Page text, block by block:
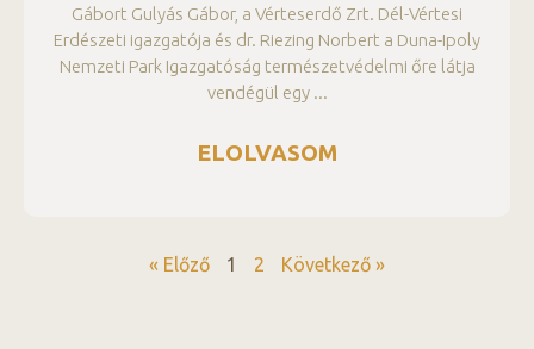
Gábort Gulyás Gábor, a Vérteserdő Zrt. Dél-Vértesi
Erdészeti igazgatója és dr. Riezing Norbert a Duna-Ipoly
Nemzeti Park Igazgatóság természetvédelmi őre látja
vendégül egy
ELOLVASOM
« Előző 1 2 Következő »